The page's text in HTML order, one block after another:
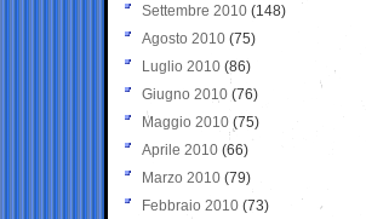
Settembre 2010 (148)
Agosto 2010 (75)
Luglio 2010 (86)
Giugno 2010 (76)
Maggio 2010 (75)
Aprile 2010 (66)
Marzo 2010 (79)
Febbraio 2010 (73)